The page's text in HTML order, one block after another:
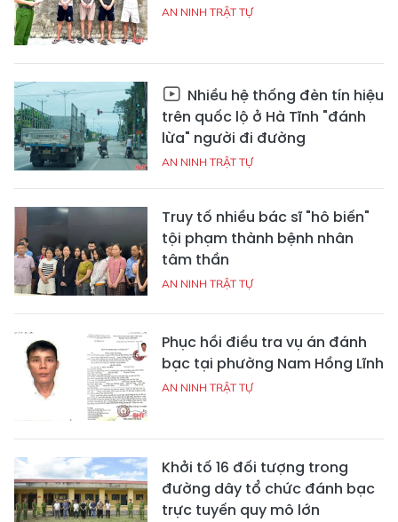
AN NINH TRẬT TỰ
Nhiều hệ thống đèn tín hiệu
trên quốc lộ ở Hà Tĩnh "đánh
lừa" người đi đường
AN NINH TRẬT TỰ
Truy tố nhiều bác sĩ "hô biến"
tội phạm thành bệnh nhân
tâm thần
AN NINH TRẬT TỰ
Phục hồi điều tra vụ án đánh
bạc tại phường Nam Hồng Lĩnh
AN NINH TRẬT TỰ
Khởi tố 16 đối tượng trong
đường dây tổ chức đánh bạc
trực tuyến quy mô lớn